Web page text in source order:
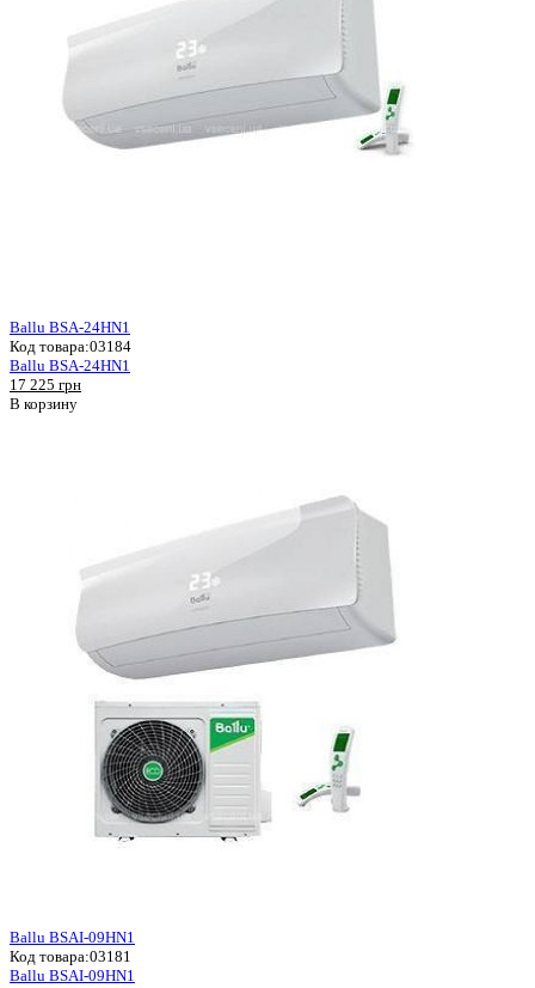
Ballu BSA-24HN1
Код товара:03184
Ballu BSA-24HN1
17 225 грн
В корзину
Ballu BSAI-09HN1
Код товара:03181
Ballu BSAI-09HN1